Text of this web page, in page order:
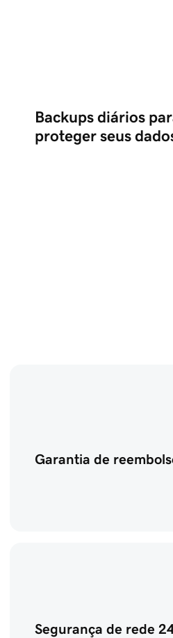
Backups diários
proteger seus
Garantia de
Segurança de rede